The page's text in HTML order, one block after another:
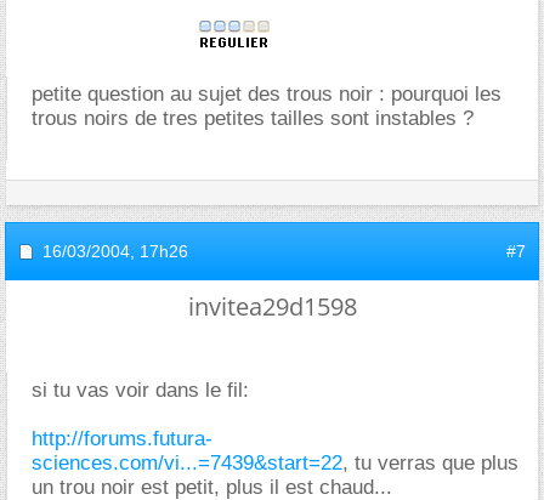
petite question au sujet des trous noir : pourquoi les
trous noirs de tres petites tailles sont instables ?
16/03/2004, 17h26 #7
invitea29d1598
si tu vas voir dans le fil:
http://forums.futura-
sciences.com/vi...=7439&start=22, tu verras que plus
un trou noir est petit, plus il est chaud...